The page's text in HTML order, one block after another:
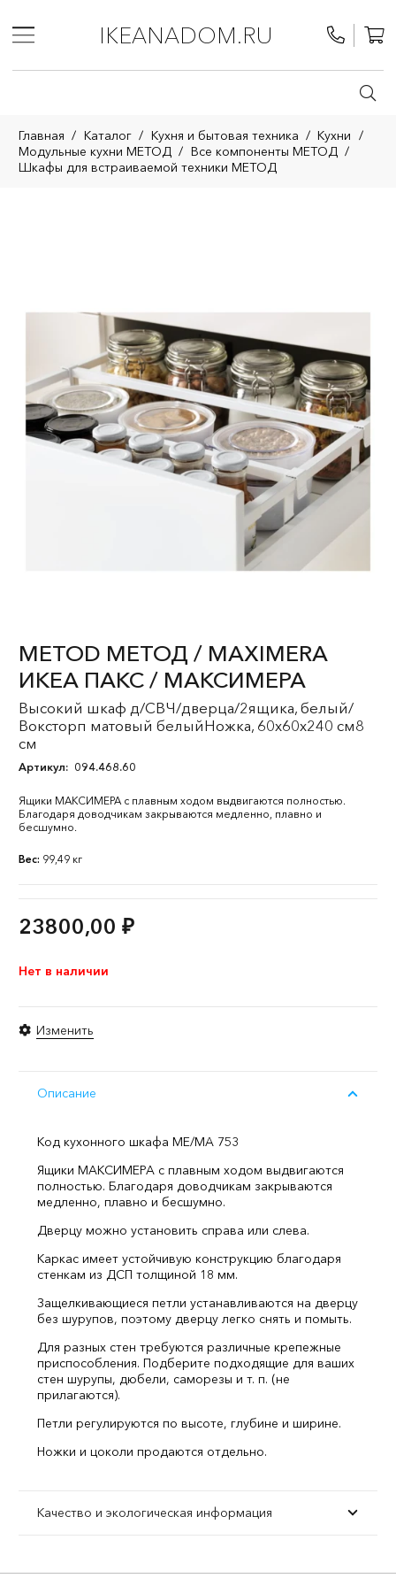
IKEANADOM.RU
Главная / Каталог / Кухня и бытовая техника / Кухни /
Модульные кухни МЕТОД / Все компоненты МЕТОД /
Шкафы для встраиваемой техники МЕТОД
METOD МЕТОД / MAXIMERA
ИКЕА ПАКС / МАКСИМЕРА
Высокий шкаф д/СВЧ/дверца/2ящика, белый/
Воксторп матовый белыйНожка, 60x60x240 см8
см
Артикул: 094.468.60
Ящики МАКСИМЕРА с плавным ходом выдвигаются полностью.
Благодаря доводчикам закрываются медленно, плавно и
бесшумно.
Вес: 99,49 кг
23800,00 ₽
Нет в наличии
Изменить
Описание
Код кухонного шкафа ME/MA 753
Ящики МАКСИМЕРА с плавным ходом выдвигаются
полностью. Благодаря доводчикам закрываются
медленно, плавно и бесшумно.
Дверцу можно установить справа или слева.
Каркас имеет устойчивую конструкцию благодаря
стенкам из ДСП толщиной 18 мм.
Защелкивающиеся петли устанавливаются на дверцу
без шурупов, поэтому дверцу легко снять и помыть.
Для разных стен требуются различные крепежные
приспособления. Подберите подходящие для ваших
стен шурупы, дюбели, саморезы и т. п. (не
прилагаются).
Петли регулируются по высоте, глубине и ширине.
Ножки и цоколи продаются отдельно.
Качество и экологическая информация